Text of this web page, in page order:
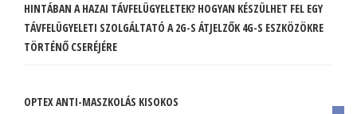
HINTÁBAN A HAZAI TÁVFELÜGYELETEK? HOGYAN KÉSZÜLHET FEL EGY
TÁVFELÜGYELETI SZOLGÁLTATÓ A 2G-S ÁTJELZŐK 4G-S ESZKÖZÖKRE
TÖRTÉNŐ CSERÉJÉRE
OPTEX ANTI-MASZKOLÁS KISOKOS